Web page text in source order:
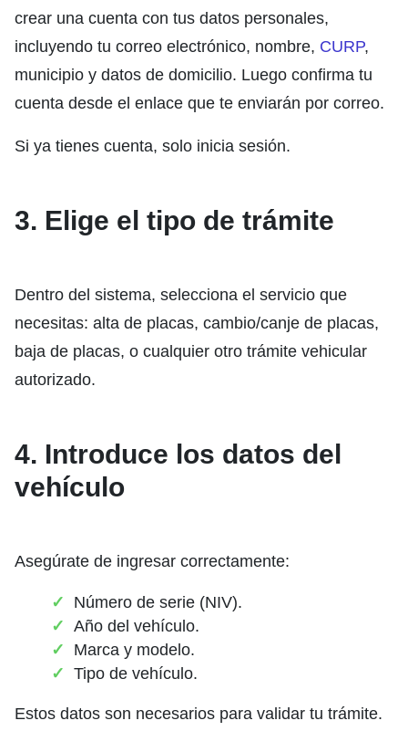
crear una cuenta con tus datos personales,
incluyendo tu correo electrónico, nombre, CURP,
municipio y datos de domicilio. Luego confirma tu
cuenta desde el enlace que te enviarán por correo.
Si ya tienes cuenta, solo inicia sesión.
3. Elige el tipo de trámite
Dentro del sistema, selecciona el servicio que
necesitas: alta de placas, cambio/canje de placas,
baja de placas, o cualquier otro trámite vehicular
autorizado.
4. Introduce los datos del
vehículo
Asegúrate de ingresar correctamente:
Número de serie (NIV).
Año del vehículo.
Marca y modelo.
Tipo de vehículo.
Estos datos son necesarios para validar tu trámite.